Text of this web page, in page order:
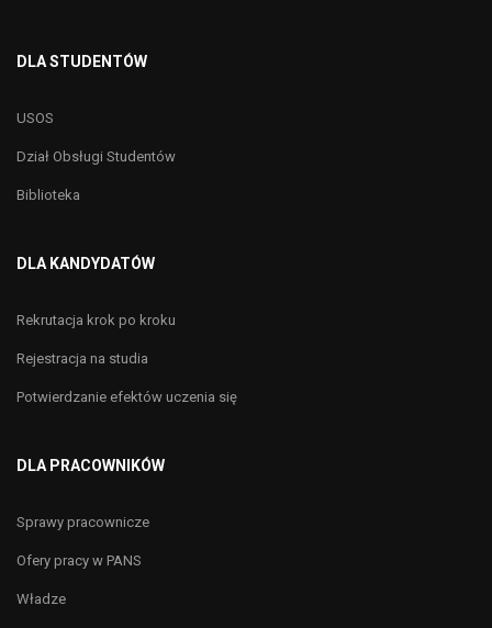
DLA STUDENTÓW
USOS
Dział Obsługi Studentów
Biblioteka
DLA KANDYDATÓW
Rekrutacja krok po kroku
Rejestracja na studia
Potwierdzanie efektów uczenia się
DLA PRACOWNIKÓW
Sprawy pracownicze
Ofery pracy w PANS
Władze